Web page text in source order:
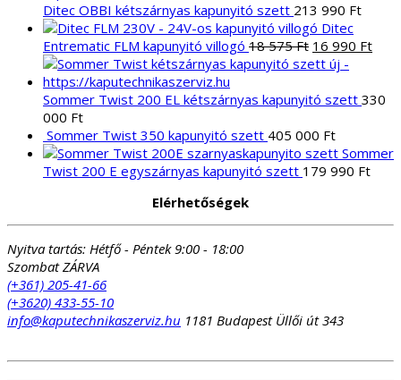
Ditec OBBI kétszárnyas kapunyitó szett 213 990 Ft
Ditec
Entrematic FLM kapunyitó villogó 18 575Ft Original
price
18
16 990 Ft
16
Sommer Twist 200 EL kétszárnyas kapunyitó szett 330
000 Ft
Sommer Twist 350 kapunyitó szett 405 000 Ft
Sommer
Twist 200 E egyszárnyas kapunyitó szett 179 990 Ft
Elérhetőségek
Nyitva tartás: Hétfő - Péntek 9:00 - 18:00
Szombat ZÁRVA
(+361) 205-41-66
(+3620) 433-55-10
info@kaputechnikaszerviz.hu 1181 Budapest Üllői út 343